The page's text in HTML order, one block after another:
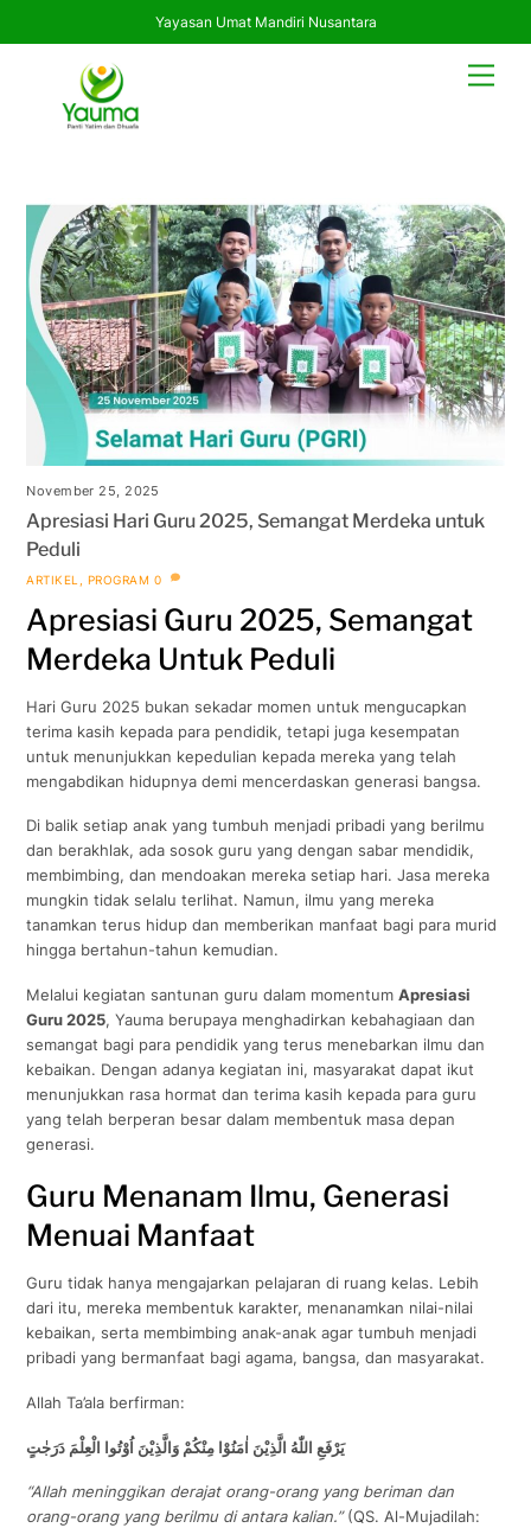
Yayasan Umat Mandiri Nusantara
November 25, 2025
Apresiasi Hari Guru 2025, Semangat Merdeka untuk
Peduli
ARTIKEL PROGRAM 0
Apresiasi Guru 2025, Semangat
Merdeka Untuk Peduli
Hari Guru 2025 bukan sekadar momen untuk mengucapkan
terima kasih kepada para pendidik, tetapi juga kesempatan
untuk menunjukkan kepedulian kepada mereka yang telah
mengabdikan hidupnya demi mencerdaskan generasi bangsa.
Di balik setiap anak yang tumbuh menjadi pribadi yang berilmu
dan berakhlak, ada sosok guru yang dengan sabar mendidik,
membimbing, dan mendoakan mereka setiap hari. Jasa mereka
mungkin tidak selalu terlihat. Namun, ilmu yang mereka
tanamkan terus hidup dan memberikan manfaat bagi para murid
hingga bertahun-tahun kemudian.
Melalui kegiatan santunan guru dalam momentumApresiasi
Guru 2025, Yauma berupaya menghadirkan kebahagiaan dan
semangat bagi para pendidik yang terus menebarkan ilmu dan
kebaikan. Dengan adanya kegiatan ini, masyarakat dapat ikut
menunjukkan rasa hormat dan terima kasih kepada para guru
yang telah berperan besar dalam membentuk masa depan
generasi.
Guru Menanam Ilmu, Generasi
Menuai Manfaat
Guru tidak hanya mengajarkan pelajaran di ruang kelas. Lebih
dari itu, mereka membentuk karakter, menanamkan nilai-nilai
kebaikan, serta membimbing anak-anak agar tumbuh menjadi
pribadi yang bermanfaat bagi agama, bangsa, dan masyarakat.
Allah Ta’ala berfirman:
يَرْفَعِ اللّٰهُ الَّذِيْنَ اٰمَنُوْا مِنْكُمْ وَالَّذِيْنَ اُوْتُوا الْعِلْمَ دَرَجٰتٍ
“Allah meninggikan derajat orang-orang yang beriman dan
orang-orang yang berilmu di antara kalian.”(QS. Al-Mujadilah: